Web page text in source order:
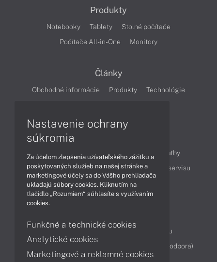
Produkty
Notebooky Tablety
Stolné počítače
Počítače All-in-One
Monitory
Články
Obchodné informácie Produkty
Technológie
Ako nakupovať
Možnosti doručenia a platby
Podpora a servis
Servisné služby Cenník servisu
Kontakty
Reklamácia tovaru
Diagnostiky online
TeamViewer (vzdialená podpora)
Nastavenie ochrany
súkromia
Za účelom zlepšenia užívateľského zážitku a
poskytovaných služieb na našej stránke a
marketingové účely sa do Vášho prehliadača
ukladajú súbory cookies. Kliknutím na
tlačidlo „Rozumiem“ súhlasíte s využívaním
cookies.
Funkčné a technické cookies
Analytické cookies
Marketingové a reklamné cookies